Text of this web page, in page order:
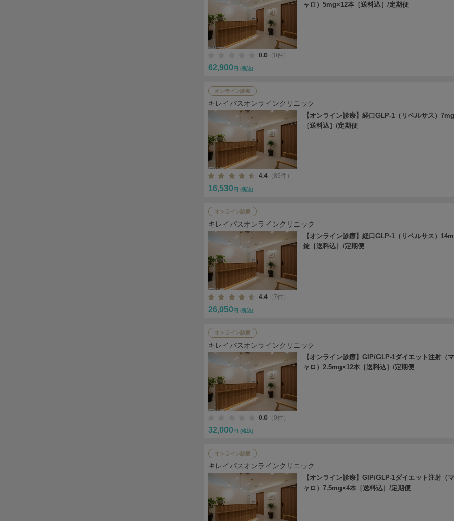
ャロ）5mg×12本［送料込］/定期便
0.0 （0件）
62,900 円 (税込)
オンライン診療
キレイパスオンラインクリニック
【オンライン診療】経口GLP-1（リベルサス）
［送料込］/定期便
4.4 （89件）
16,530 円 (税込)
オンライン診療
キレイパスオンラインクリニック
【オンライン診療】経口GLP-1（リベルサス）
錠［送料込］/定期便
4.4 （7件）
26,050 円 (税込)
オンライン診療
キレイパスオンラインクリニック
【オンライン診療】GIP/GLP-1ダイエット注射（
ャロ）2.5mg×12本［送料込］/定期便
0.0 （0件）
32,000 円 (税込)
オンライン診療
キレイパスオンラインクリニック
【オンライン診療】GIP/GLP-1ダイエット注射（
ャロ）7.5mg×4本［送料込］/定期便